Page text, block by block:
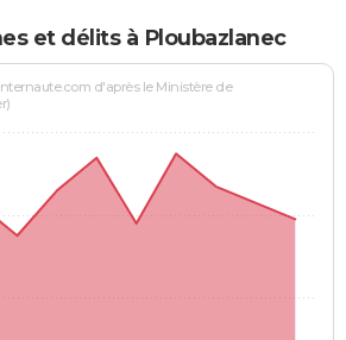
et délits à Ploubazlanec
d'après le Ministère de